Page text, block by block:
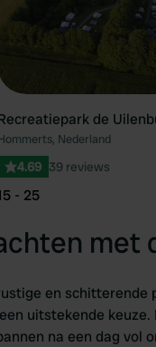
de
Nederland
4.69 39 reviews
- 25
met
en schitterende
uitstekende
na een dag vol